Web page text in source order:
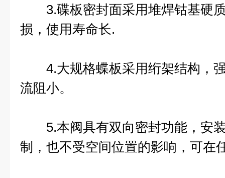
3.碟板密封面采用堆焊钴基硬
损，使用寿命长.
4.大规格蝶板采用绗架结构，强
流阻小。
5.本阀具有双向密封功能，安装
制，也不受空间位置的影响，可在